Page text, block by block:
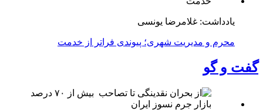
یادداشت: غلامرضا یونسی
محرم و مدیریت شهری؛ پیوندی فراتر از خدمت
گفت و گو